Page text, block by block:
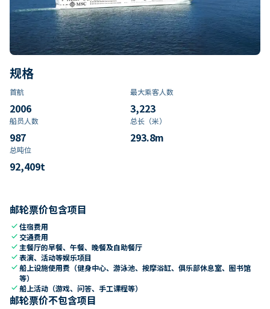
规格
首航
2006
最大乘客人数
3,223
船员人数
987
总长（米）
293.8m
总吨位
92,409t
邮轮票价包含项目
check住宿费用
check 交通费用
check 主餐厅的早餐、午餐、晚餐及自助餐厅
check表演、活动等娱乐项目
check船上设施使用费（健身中心、游泳池、按摩浴缸、俱乐部休息室、图书馆
等）
check船上活动（游戏、问答、手工课程等）
邮轮票价不包含项目